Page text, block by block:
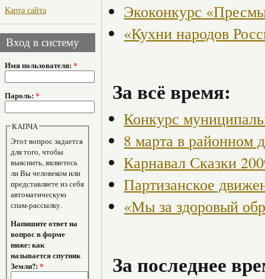
Карта сайта
Вход в систему
Имя пользователя: *
Пароль: *
КАПЧА
Этот вопрос задается
для того, чтобы
выяснить, являетесь
ли Вы человеком или
представляете из себя
автоматическую
спам-рассылку.
Напишите ответ на
вопрос в форме
ниже: как
называется спутник
Земли?:*
Экоконкурс
«Кухни народов
За всё время:
Конкурс
8 марта в районном
Карнавал Сказки
Партизанское
«Мы за здоровый
За последнее